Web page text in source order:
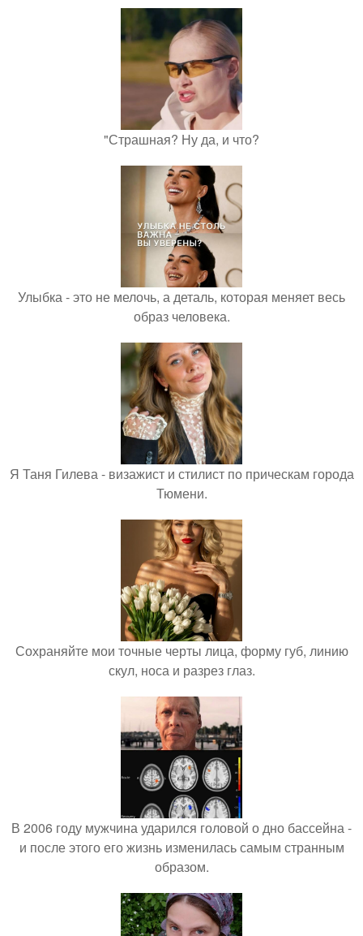
"Страшная? Ну да, и что?
Улыбка - это не мелочь, а деталь, которая меняет весь
образ человека.
Я Таня Гилева - визажист и стилист по прическам города
Тюмени.
Сохраняйте мои точные черты лица, форму губ, линию
скул, носа и разрез глаз.
В 2006 году мужчина ударился головой о дно бассейна -
и после этого его жизнь изменилась самым странным
образом.